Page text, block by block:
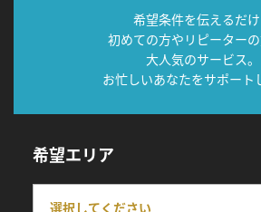
希望条件を伝えるだけ
初めての方やリピーター
大人気のサービス。
お忙しいあなたをサポート
希望エリア